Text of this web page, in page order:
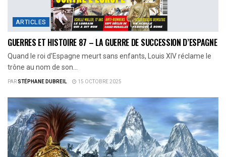
ARTICLES
GUERRES ET HISTOIRE 87 – LA GUERRE DE SUCCESSION D’ESPAGNE
Quand le roi d'Espagne meurt sans enfants, Louis XIV réclame le
trône au nom de son...
PARSTÉPHANE DUBREIL 15 OCTOBRE 2025